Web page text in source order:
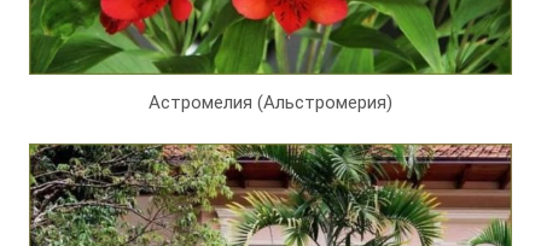
Астромелия (Альстромерия)